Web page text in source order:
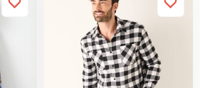
v
gombíky. Rovný spodný
lem. Možno prať v
práčke.